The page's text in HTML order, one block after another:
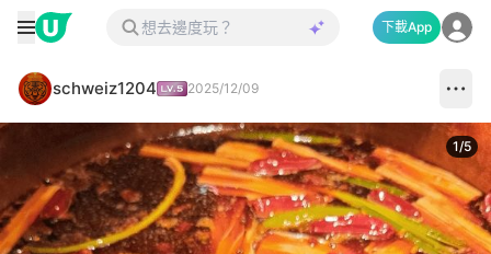
下載App
schweiz1204 2025/12/09
1/5